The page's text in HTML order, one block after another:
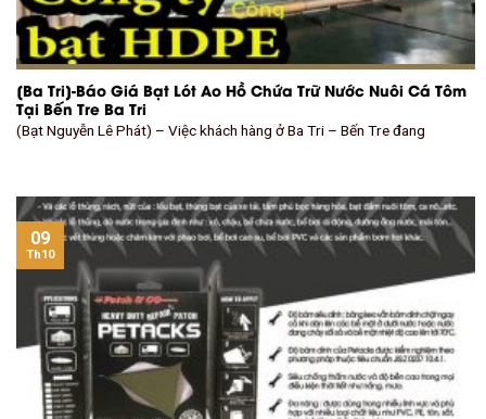
[Ba Tri]-Báo Giá Bạt Lót Ao Hồ Chứa Trữ Nước Nuôi Cá Tôm
Tại Bến Tre Ba Tri
(Bạt Nguyễn Lê Phát) – Việc khách hàng ở Ba Tri – Bến Tre đang
09
Th10